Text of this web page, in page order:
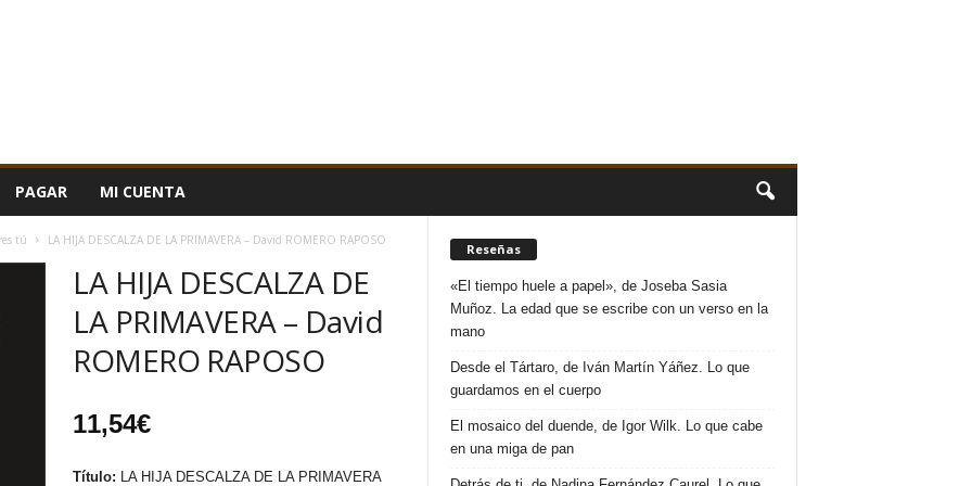
PAGAR MI CUENTA
tú LA HIJA DESCALZA DE LA PRIMAVERA – David ROMERO RAPOSO
LA HIJA DESCALZA DE
LA PRIMAVERA – David
ROMERO RAPOSO
11,54€
Título: LA HIJA DESCALZA DE LA PRIMAVERA
Reseñas
«El tiempo huele a papel», de Joseba Sasia
Muñoz. La edad que se escribe con un verso en la
mano
Desde el Tártaro, de Iván Martín Yáñez. Lo que
guardamos en el cuerpo
El mosaico del duende, de Igor Wilk. Lo que cabe
en una miga de pan